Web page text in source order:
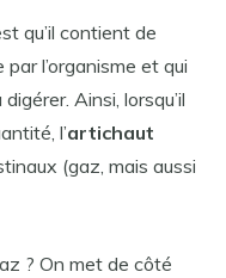
qu’il contient de
par l’organisme et qui
Ainsi, lorsqu’il
l’artichaut
(gaz, mais aussi
? On met de côté